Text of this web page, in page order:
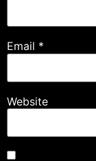
Email *
Website